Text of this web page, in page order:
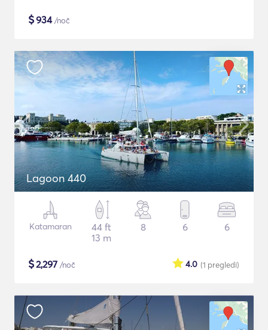
$934/noč
Lagoon 440
Katamaran
44 ft
13 m
8 6 6
$2,297 /noč (1 pregledi)
4.0